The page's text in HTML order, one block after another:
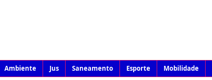
Ambiente Jus Saneamento Esporte Mobilidade